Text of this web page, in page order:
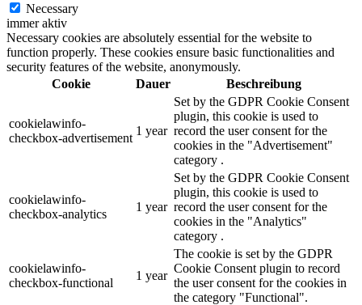
Necessary
immer aktiv
Necessary cookies are absolutely essential for the website to
function properly. These cookies ensure basic functionalities and
security features of the website, anonymously.
Cookie
Dauer Beschreibung
cookielawinfo-
checkbox-advertisement
1 year
Set by the GDPR Cookie Consent
plugin, this cookie is used to
record the user consent for the
cookies in the "Advertisement"
category .
cookielawinfo-
checkbox-analytics
1 year
Set by the GDPR Cookie Consent
plugin, this cookie is used to
record the user consent for the
cookies in the "Analytics"
category .
cookielawinfo-
checkbox-functional
1 year
The cookie is set by the GDPR
Cookie Consent plugin to record
the user consent for the cookies in
the category "Functional".